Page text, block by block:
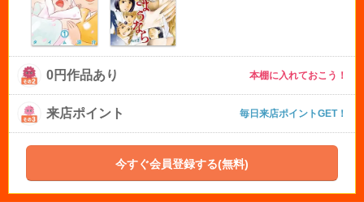
0円作品あり 本棚に入れておこう！
来店ポイント 毎日来店ポイントGET！
今すぐ会員登録する(無料)